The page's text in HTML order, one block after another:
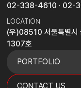
02-338-4610 · 02-
LOCATION
(우)08510 서울특별시
1307호
PORTFOLIO
CONTACT US